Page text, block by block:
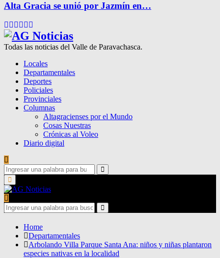
Alta Gracia se unió por Jazmín en…
Facebook
Twitter
Instagram
Pinterest
Google
Todas las noticias del Valle de Paravachasca.
Locales
Departamentales
Deportes
Policiales
Provinciales
Columnas
Altagracienses por el Mundo
Cosas Nuestras
Crónicas al Voleo
Diario digital
Search
for:
Search
Primary
Menu
Search
for:
Search
Home
Departamentales
Arbolando Villa Parque Santa Ana: niños y niñas plantaron
especies nativas en la localidad